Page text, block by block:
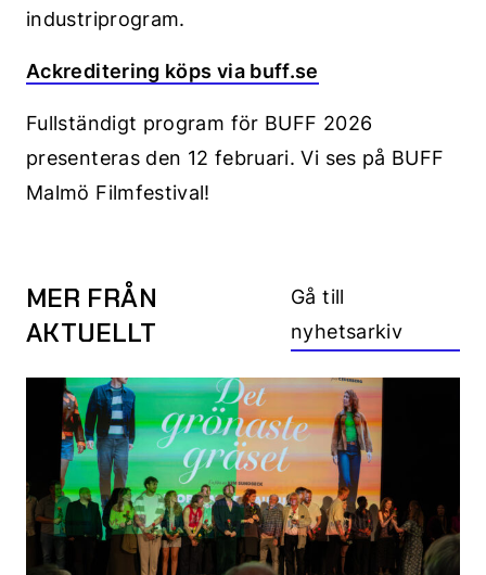
industriprogram.
Ackreditering köps via buff.se
Fullständigt program för BUFF 2026
presenteras den 12 februari. Vi ses på BUFF
Malmö Filmfestival!
MER FRÅN
AKTUELLT
Gå till
nyhetsarkiv